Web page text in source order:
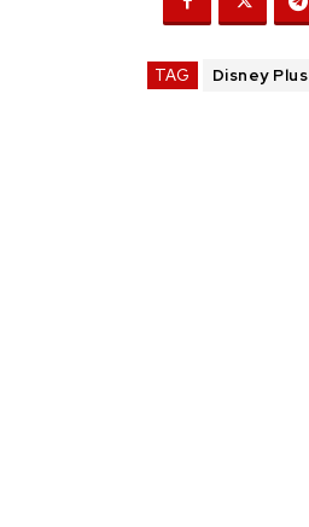
TAG Disney Plus